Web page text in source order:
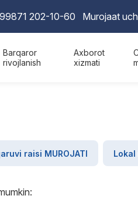
202-10-60 Murojaat
Barqaror
rivojlanish
Axborot
xizmati
raisi MUROJATI Lokal